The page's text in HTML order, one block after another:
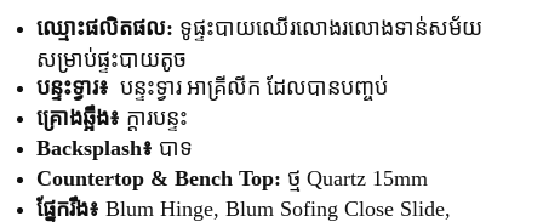
ឈ្មោះផលិតផល: ទូផ្ទះបាយឈើរលោងរលោងទាន់សម័យ
សម្រាប់ផ្ទះបាយតូច
បន្ទះទ្វារ៖ បន្ទះទ្វារ អាគ្រីលីក ដែលបានបញ្ចប់
គ្រោងឆ្អឹង៖ ក្តារបន្ទះ
Backsplash៖ បាទ
Countertop & Bench Top: ថ្ម Quartz 15mm
ផ្នែករឹង៖ Blum Hinge, Blum Sofing Close Slide,